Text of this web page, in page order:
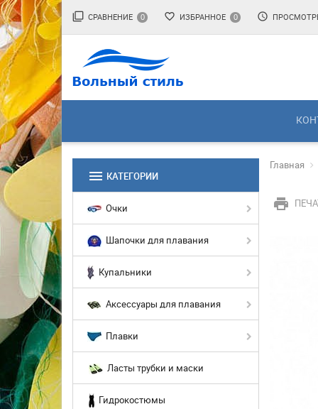
filter_none СРАВНЕНИЕ 0 favorite_border ИЗБРАННОЕ 0 access_time
menu КАТЕГОРИИ
Очки
Шапочки для плавания
Купальники
Аксессуары для плавания
Плавки
Ласты трубки и маски
Гидрокостюмы
Главная
print